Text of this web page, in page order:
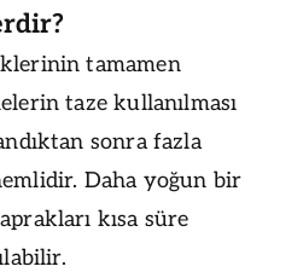
tamamen
taze kullanılması
sonra fazla
Daha yoğun bir
kısa süre